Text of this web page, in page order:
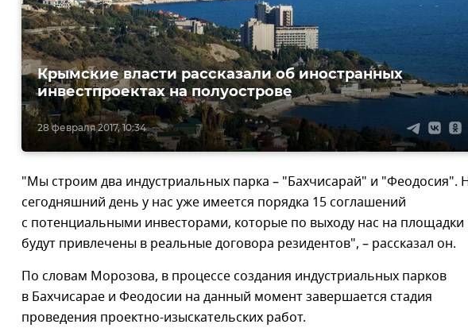
28 февраля 2017, 10:34
Крымские власти рассказали об иностранных
инвестпроектах на полуострове
"Мы строим два индустриальных парка – "Бахчисарай" и "Феодосия".
сегодняшний день у нас уже имеется порядка 15 соглашений
с потенциальными инвесторами, которые по выходу нас на площадки
будут привлечены в реальные договора резидентов", – рассказал он.
По словам Морозова, в процессе создания индустриальных парков
в Бахчисарае и Феодосии на данный момент завершается стадия
проведения проектно-изыскательских работ.